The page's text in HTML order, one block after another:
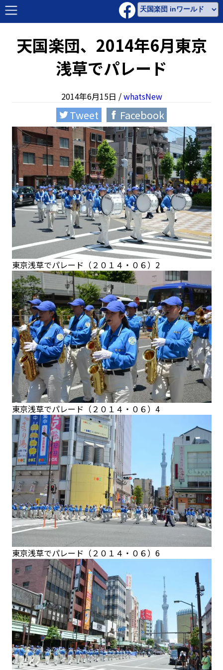
天国楽団、2014年6月東京
浅草でパレード
2014年6月15日 /whatsNew
Tweet Facebook
東京浅草でパレード（２０１４・０６）2
東京浅草でパレード（２０１４・０６）4
東京浅草でパレード（２０１４・０６）6